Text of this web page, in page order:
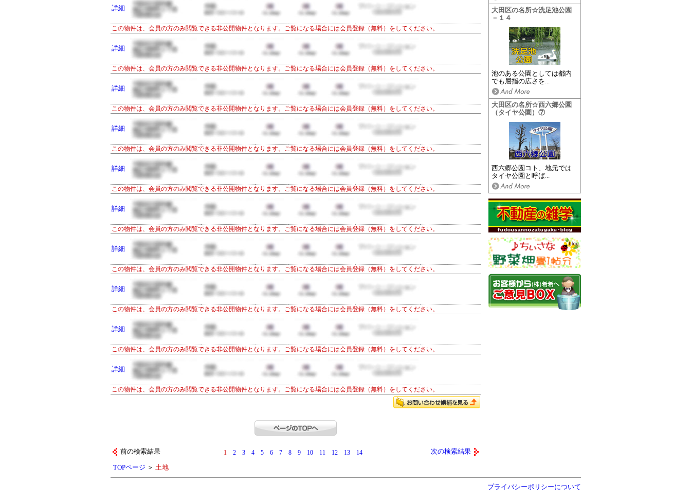
大田区の名所☆洗足池公園
－１４
池のある公園としては都内
でも屈指の広さを...
大田区の名所☆西六郷公園
（タイヤ公園）⑦
西六郷公園コト、地元では
タイヤ公園と呼ば...
詳細
この物件は、会員の方のみ閲覧できる非公開物件となります。ご覧になる場合には会員登録（無料）をしてください。
詳細
この物件は、会員の方のみ閲覧できる非公開物件となります。ご覧になる場合には会員登録（無料）をしてください。
詳細
この物件は、会員の方のみ閲覧できる非公開物件となります。ご覧になる場合には会員登録（無料）をしてください。
詳細
この物件は、会員の方のみ閲覧できる非公開物件となります。ご覧になる場合には会員登録（無料）をしてください。
詳細
この物件は、会員の方のみ閲覧できる非公開物件となります。ご覧になる場合には会員登録（無料）をしてください。
詳細
この物件は、会員の方のみ閲覧できる非公開物件となります。ご覧になる場合には会員登録（無料）をしてください。
詳細
この物件は、会員の方のみ閲覧できる非公開物件となります。ご覧になる場合には会員登録（無料）をしてください。
詳細
この物件は、会員の方のみ閲覧できる非公開物件となります。ご覧になる場合には会員登録（無料）をしてください。
詳細
この物件は、会員の方のみ閲覧できる非公開物件となります。ご覧になる場合には会員登録（無料）をしてください。
詳細
この物件は、会員の方のみ閲覧できる非公開物件となります。ご覧になる場合には会員登録（無料）をしてください。
前の検索結果 1 2 3 4 5 6 7 8 9 10 11 12 13 14 次の検索結果
TOPページ ＞ 土地
プライバシーポリシーについて